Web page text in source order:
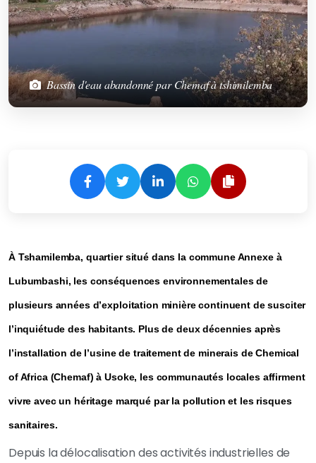
Bassin d'eau abandonné par Chemaf à tshimilemba
À Tshamilemba, quartier situé dans la commune Annexe à
Lubumbashi, les conséquences environnementales de
plusieurs années d’exploitation minière continuent de susciter
l’inquiétude des habitants. Plus de deux décennies après
l’installation de l’usine de traitement de minerais de Chemical
of Africa (Chemaf) à Usoke, les communautés locales affirment
vivre avec un héritage marqué par la pollution et les risques
sanitaires.
Depuis la délocalisation des activités industrielles de